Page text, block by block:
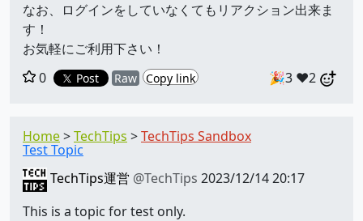
なお、ログインをしていなくてもリアクション出来ま
す！
お気軽にご利用下さい！
0
Post Raw Copy link 🎉3 ❤️2
Home TechTips TechTips Sandbox
Test Topic
TechTips運営 @TechTips 2023/12/14 20:17
This is a topic for test only.